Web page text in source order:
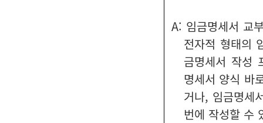
A: 임금명세서 교
전자적 형태의
금명세서 작성
명세서 양식 바
거나, 임금명세
번에 작성할 수